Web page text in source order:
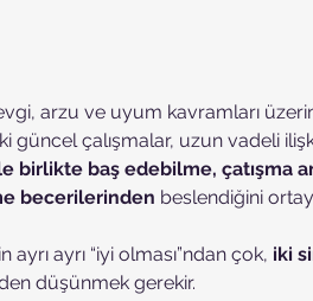
arzu ve uyum kavramları
güncel çalışmalar, uzun vadeli
birlikte baş edebilme, çatışma
becerilerinden beslendiğini
ayrı “iyi olması”ndan çok, iki
düşünmek gerekir.